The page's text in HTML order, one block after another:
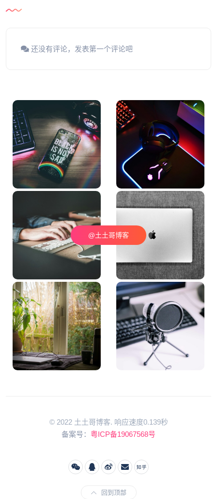
还没有评论，发表第一个评论吧
@土土哥博客
© 2022 土土哥博客. 响应速度0.139秒
备案号： 粤ICP备19067568号
回到顶部